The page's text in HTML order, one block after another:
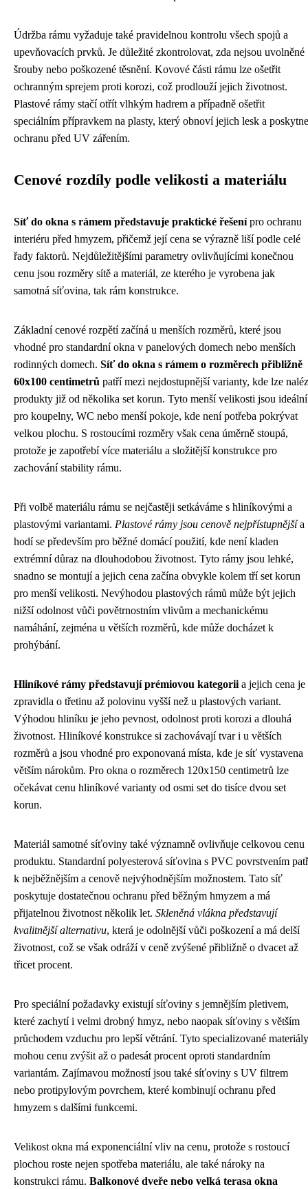
Údržba rámu vyžaduje také pravidelnou kontrolu všech spojů a
upevňovacích prvků. Je důležité zkontrolovat, zda nejsou uvolněné
šrouby nebo poškozené těsnění. Kovové části rámu lze ošetřit
ochranným sprejem proti korozi, což prodlouží jejich životnost.
Plastové rámy stačí otřít vlhkým hadrem a případně ošetřit
speciálním přípravkem na plasty, který obnoví jejich lesk a poskytne
ochranu před UV zářením.
Cenové rozdíly podle velikosti a materiálu
Síť do okna s rámem představuje praktické řešenípro ochranu
interiéru před hmyzem, přičemž její cena se výrazně liší podle celé
řady faktorů. Nejdůležitějšími parametry ovlivňujícími konečnou
cenu jsou rozměry sítě a materiál, ze kterého je vyrobena jak
samotná síťovina, tak rám konstrukce.
Základní cenové rozpětí začíná u menších rozměrů, které jsou
vhodné pro standardní okna v panelových domech nebo menších
rodinných domech. Síť do okna s rámem o rozměrech přibližně
60x100 centimetrů patří mezi nejdostupnější varianty, kde lze
produkty již od několika set korun. Tyto menší velikosti jsou ideální
pro koupelny, WC nebo menší pokoje, kde není potřeba pokrývat
velkou plochu. S rostoucími rozměry však cena úměrně stoupá,
protože je zapotřebí více materiálu a složitější konstrukce pro
zachování stability rámu.
Při volbě materiálu rámu se nejčastěji setkáváme s hliníkovými a
plastovými variantami. Plastové rámy jsou cenově nejpřístupnějšía
hodí se především pro běžné domácí použití, kde není kladen
extrémní důraz na dlouhodobou životnost. Tyto rámy jsou lehké,
snadno se montují a jejich cena začína obvykle kolem tří set korun
pro menší velikosti. Nevýhodou plastových rámů může být jejich
nižší odolnost vůči povětrnostním vlivům a mechanickému
namáhání, zejména u větších rozměrů, kde může docházet k
prohýbání.
Hliníkové rámy představují prémiovou kategorii a jejich cena je
zpravidla o třetinu až polovinu vyšší než u plastových variant.
Výhodou hliníku je jeho pevnost, odolnost proti korozi a dlouhá
životnost. Hliníkové konstrukce si zachovávají tvar i u větších
rozměrů a jsou vhodné pro exponovaná místa, kde je síť vystavena
větším nárokům. Pro okna o rozměrech 120x150 centimetrů lze
očekávat cenu hliníkové varianty od osmi set do tisíce dvou set
korun.
Materiál samotné síťoviny také významně ovlivňuje celkovou cenu
produktu. Standardní polyesterová síťovina s PVC povrstvením
k nejběžnějším a cenově nejvýhodnějším možnostem. Tato síť
poskytuje dostatečnou ochranu před běžným hmyzem a má
přijatelnou životnost několik let. Skleněná vlákna představují
kvalitnější alternativu, která je odolnější vůči poškození a má delší
životnost, což se však odráží v ceně zvýšené přibližně o dvacet až
třicet procent.
Pro speciální požadavky existují síťoviny s jemnějším pletivem,
které zachytí i velmi drobný hmyz, nebo naopak síťoviny s větším
průchodem vzduchu pro lepší větrání. Tyto specializované materiály
mohou cenu zvýšit až o padesát procent oproti standardním
variantám. Zajímavou možností jsou také síťoviny s UV filtrem
nebo protipylovým povrchem, které kombinují ochranu před
hmyzem s dalšími funkcemi.
Velikost okna má exponenciální vliv na cenu, protože s rostoucí
plochou roste nejen spotřeba materiálu, ale také nároky na
konstrukci rámu. Balkonové dveře nebo velká terasa okna